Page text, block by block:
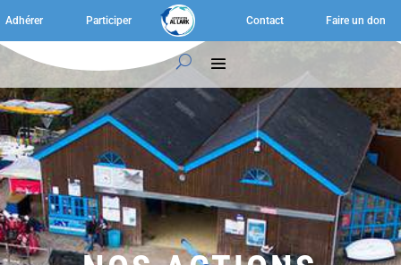
Adhérer Participer Contact Faire un don